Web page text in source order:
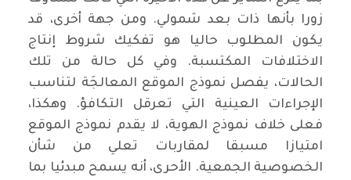
زورا بأنها ذات بعد شمولي. ومن جهة أخرى، قد
يكون المطلوب حاليا هو تفكيك شروط إنتاج
الاختلافات المكتسبة. وفي كل حالة من تلك
الحالات، يفصل نموذج الموقع المعالجَة لتناسب
الإجراءات العينية التي تعرقل التكافؤ. وهكذا،
فعلى خلاف نموذج الهوية، لا يقدم نموذج الموقع
امتيازا مسبقا لمقاربات تعلي من شأن
الخصوصية الجمعية. الأحرى، أنه يسمح مبدئيا بما